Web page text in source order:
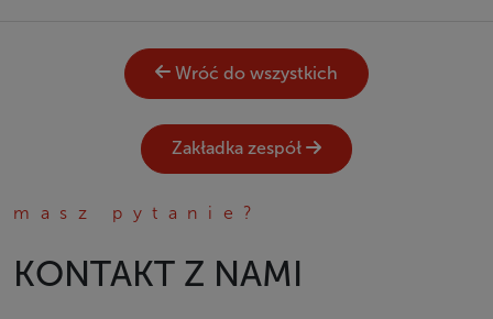
Wróć do wszystkich
Zakładka zespół
masz pytanie?
KONTAKT Z NAMI